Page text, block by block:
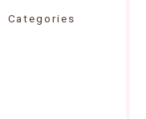
Categories